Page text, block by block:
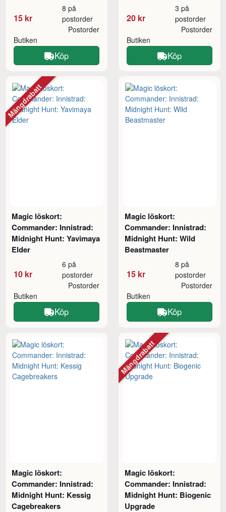
15 kr
8 på
postorder
Butiken
Postorder
Köp
20 kr
3 på
postorder
Butiken
Postorder
Köp
Magic löskort:
Commander: Innistrad:
Midnight Hunt: Yavimaya
Elder
10 kr
6 på
postorder
Butiken
Postorder
Köp
Mängdrabatt
Magic löskort:
Commander: Innistrad:
Midnight Hunt: Wild
Beastmaster
15 kr
8 på
postorder
Butiken
Postorder
Köp
Magic löskort:
Commander: Innistrad:
Midnight Hunt: Kessig
Cagebreakers
Magic löskort:
Commander: Innistrad:
Midnight Hunt: Biogenic
Upgrade
Mängdrabatt